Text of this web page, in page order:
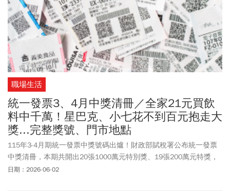
職場生活
統一發票3、4月中獎清冊／全家21元買飲
料中千萬！星巴克、小七花不到百元抱走大
獎...完整獎號、門市地點
115年3-4月期統一發票中獎號碼出爐！財政部賦稅署公布統一發票
中獎清冊，本期共開出20張1000萬元特別獎、19張200萬元特獎，
總計39名幸運得主抱回高額獎金。本期統一發票千萬特別獎獎號為
日期：2026-06-02